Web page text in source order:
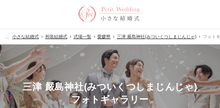
小さな結婚式 和装結婚式 式場一覧 愛媛県 三津 嚴島神社(みついくつしまじんじゃ) フォト
三津 嚴島神社(みついくつしまじんじゃ)
フォトギャラリー